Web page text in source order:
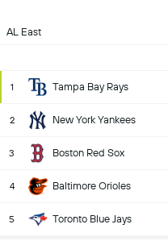
AL East
1 Tampa Bay Rays
2 New York Yankees
3 Boston Red Sox
4 Baltimore Orioles
5 Toronto Blue Jays